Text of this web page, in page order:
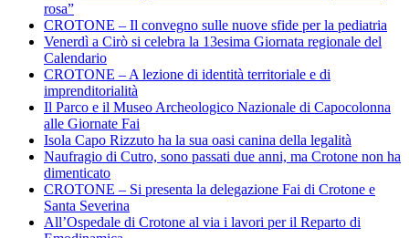
rosa”
CROTONE – Il convegno sulle nuove sfide per la pediatria
Venerdì a Cirò si celebra la 13esima Giornata regionale del
Calendario
CROTONE – A lezione di identità territoriale e di
imprenditorialità
Il Parco e il Museo Archeologico Nazionale di Capocolonna
alle Giornate Fai
Isola Capo Rizzuto ha la sua oasi canina della legalità
Naufragio di Cutro, sono passati due anni, ma Crotone non ha
dimenticato
CROTONE – Si presenta la delegazione Fai di Crotone e
Santa Severina
All’Ospedale di Crotone al via i lavori per il Reparto di